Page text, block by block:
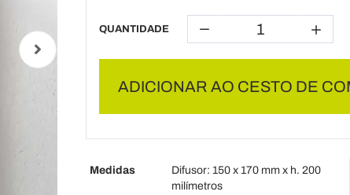
QUANTIDADE
ADICIONAR AO CESTO DE
Medidas
Difusor: 150 x 170 mm x h. 200
milímetros